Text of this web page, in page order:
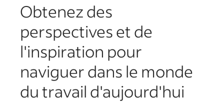
Obtenez des
perspectives et de
l'inspiration pour
naviguer dans le monde
du travail d'aujourd'hui